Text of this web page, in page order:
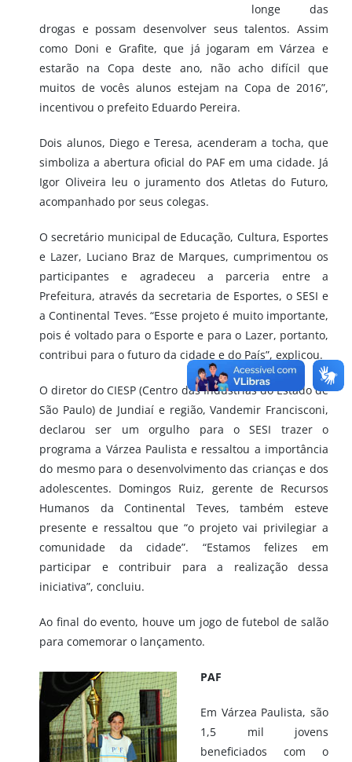
longe das
drogas e possam desenvolver seus talentos. Assim
como Doni e Grafite, que já jogaram em Várzea e
estarão na Copa deste ano, não acho difícil que
muitos de vocês alunos estejam na Copa de 2016”,
incentivou o prefeito Eduardo Pereira.
Dois alunos, Diego e Teresa, acenderam a tocha, que
simboliza a abertura oficial do PAF em uma cidade. Já
Igor Oliveira leu o juramento dos Atletas do Futuro,
acompanhado por seus colegas.
O secretário municipal de Educação, Cultura, Esportes
e Lazer, Luciano Braz de Marques, cumprimentou os
participantes e agradeceu a parceria entre a
Prefeitura, através da secretaria de Esportes, o SESI e
a Continental Teves. “Esse projeto é muito importante,
pois é voltado para o Esporte e para o Lazer, portanto,
contribui para o futuro da cidade e do País”, explicou.
O diretor do CIESP (Centro das Indústrias do Estado de
São Paulo) de Jundiaí e região, Vandemir Francisconi,
declarou ser um orgulho para o SESI trazer o
programa a Várzea Paulista e ressaltou a importância
do mesmo para o desenvolvimento das crianças e dos
adolescentes. Domingos Ruiz, gerente de Recursos
Humanos da Continental Teves, também esteve
presente e ressaltou que “o projeto vai privilegiar a
comunidade da cidade”. “Estamos felizes em
participar e contribuir para a realização dessa
iniciativa”, concluiu.
Ao final do evento, houve um jogo de futebol de salão
para comemorar o lançamento.
PAF
Em Várzea Paulista, são
1,5 mil jovens
beneficiados com o